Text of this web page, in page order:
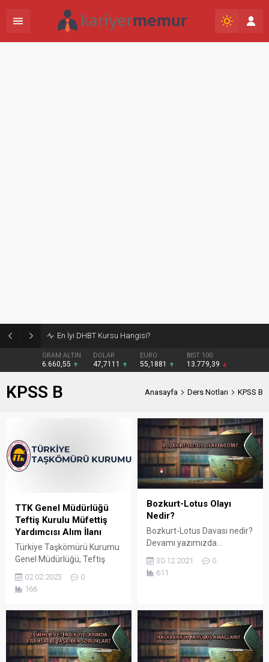
Burcular Pen — Sakarya’da doğru sistem, temiz montaj
GRAM ALTIN
6.660,55
DOLAR
47,7111
EURO
55,1881
BIST 100
13.779,39
KPSS B Anasayfa Ders Notları KPSS B
TTK Genel Müdürlüğü
Teftiş Kurulu Müfettiş
Yardımcısı Alım İlanı
Türkiye Taşkömürü Kurumu
Genel Müdürlüğü, Teftiş
(Zonguldak İli)
görevlendirilmek üzere,
dereceden 2 İdari, 2 Teknik
(1 Maden Mühendisi, 1
Elektrik Mühendisi) olmak
üzere 4 adet Müfettiş
02.02.2023
0
166
Bozkurt-Lotus Olayı
Nedir?
Bozkurt-Lotus Davası nedir?
Devamı yazımızda...
30.12.2021
0
611